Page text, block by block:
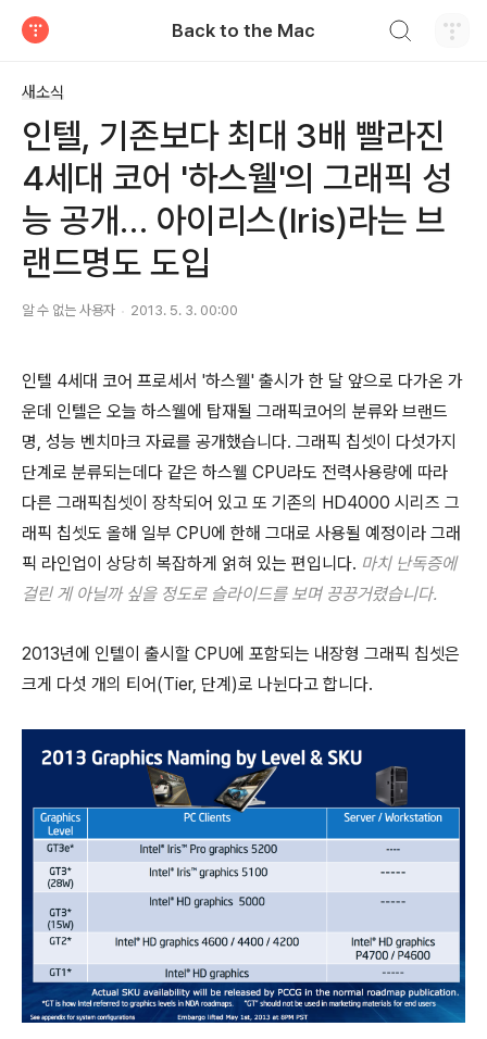
Back to the Mac
새소식
인텔, 기존보다 최대 3배 빨라진
4세대 코어 '하스웰'의 그래픽 성
능 공개… 아이리스(Iris)라는 브
랜드명도 도입
알 수 없는 사용자 2013. 5. 3. 00:00
인텔 4세대 코어 프로세서 '하스웰' 출시가 한 달 앞으로 다가온 가
운데 인텔은 오늘 하스웰에 탑재될 그래픽코어의 분류와 브랜드
명, 성능 벤치마크 자료를 공개했습니다. 그래픽 칩셋이 다섯가지
단계로 분류되는데다 같은 하스웰 CPU라도 전력사용량에 따라
다른 그래픽칩셋이 장착되어 있고 또 기존의 HD4000 시리즈 그
래픽 칩셋도 올해 일부 CPU에 한해 그대로 사용될 예정이라 그래
픽 라인업이 상당히 복잡하게 얽혀 있는 편입니다. 마치 난독증에
걸린 게아닐까 싶을 정도로 슬라이드를 보며 끙끙거렸습니다.
2013년에 인텔이 출시할 CPU에 포함되는 내장형 그래픽 칩셋은
크게 다섯 개의 티어(Tier, 단계)로 나뉜다고 합니다.